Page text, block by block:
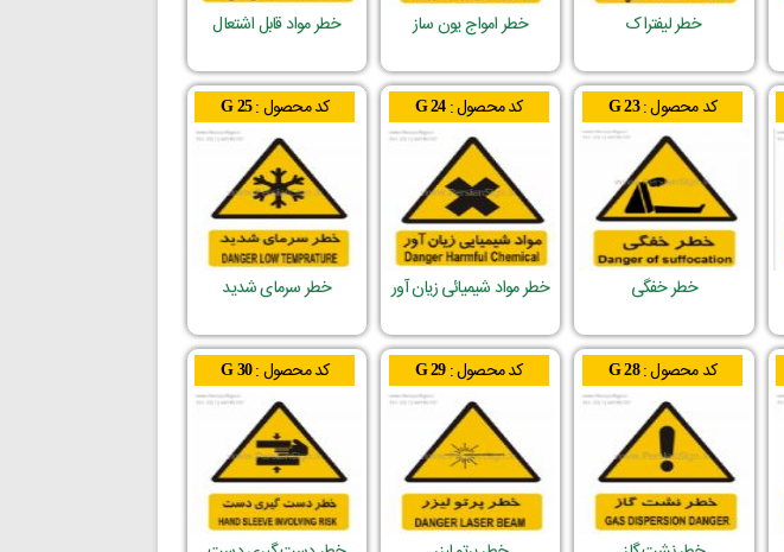
خطر لیفتراک خطر امواج یون ساز خطر مواد قابل اشتعال
کد محصول :G 23
خطر خفگی
کد محصول :G 24
خطر مواد شیمیائی زیان آور
کد محصول :G 25
خطر سرمای شدید
کد محصول :G 28 کد محصول :G 29 کد محصول :G 30